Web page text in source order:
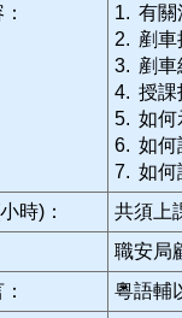
1. 有關
2. 剷車
3. 剷車
4. 授課
5. 如何
6. 如何
7. 如何
時)：
共須上
職安局
粵語輔